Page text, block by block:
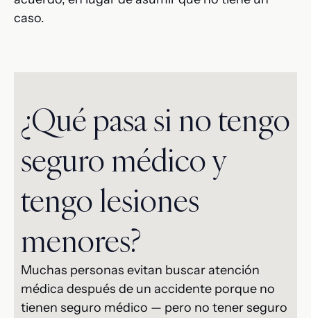
caso.
¿Qué pasa si no tengo
seguro médico y
tengo lesiones
menores?
Muchas personas evitan buscar atención
médica después de un accidente porque no
tienen seguro médico — pero no tener seguro